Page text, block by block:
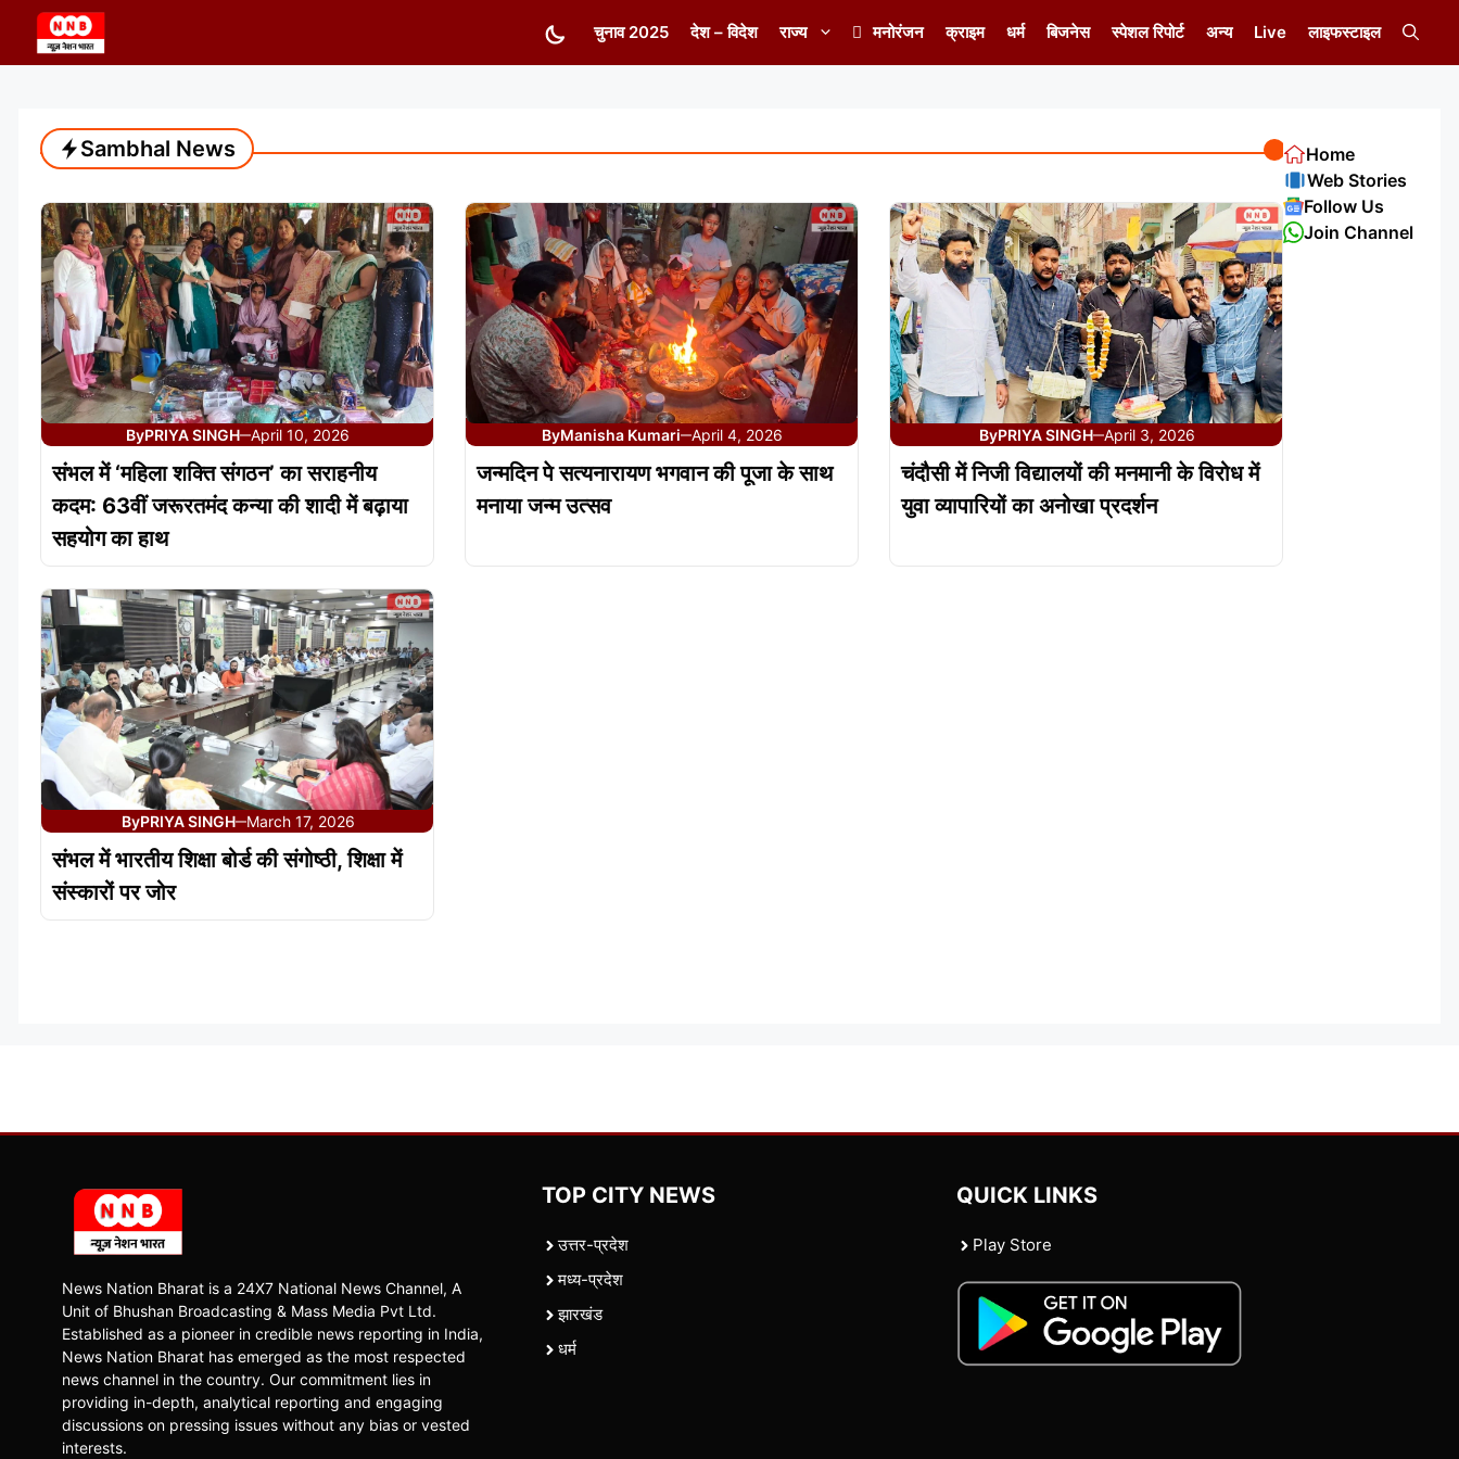
content
चुनाव 2025 देश – विदेश राज्य मनोरंजन क्राइम धर्म बिजनेस स्पेशल रिपोर्ट अन्य Live लाइफस्टाइल
Sambhal News
ByPRIYA SINGH—April 10, 2026
संभल में ‘महिला शक्ति संगठन’ का सराहनीय
कदम: 63वीं जरूरतमंद कन्या की शादी में बढ़ाया
सहयोग का हाथ
ByManisha Kumari—April 4, 2026
जन्मदिन पे सत्यनारायण भगवान की पूजा के साथ
मनाया जन्म उत्सव
ByPRIYA SINGH—April 3, 2026
चंदौसी में निजी विद्यालयों की मनमानी के विरोध में
युवा व्यापारियों का अनोखा प्रदर्शन
ByPRIYA SINGH—March 17, 2026
संभल में भारतीय शिक्षा बोर्ड की संगोष्ठी, शिक्षा में
संस्कारों पर जोर
Home
Web Stories
Follow Us
Join Channel
News Nation Bharat is a 24X7 National News Channel, A
Unit of Bhushan Broadcasting & Mass Media Pvt Ltd.
Established as a pioneer in credible news reporting in India,
News Nation Bharat has emerged as the most respected
news channel in the country. Our commitment lies in
providing in-depth, analytical reporting and engaging
discussions on pressing issues without any bias or vested
interests.
TOP CITY NEWS
उत्तर-प्रदेश
मध्य-प्रदेश
झारखंड
धर्म
QUICK LINKS
Play Store